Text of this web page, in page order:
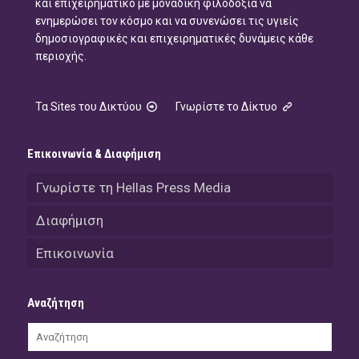
και επιχειρηματικό με μοναδική φιλοδοξία να
ενημερώσει τον κόσμο και να συνενώσει τις υγιείς
δημοσιογραφικές και επιχειρηματικές δυνάμεις κάθε
περιοχής.
Τα Sites του Δικτύου Γνωρίστε το Δίκτυο
Επικοινωνία & Διαφήμιση
Γνωρίστε τη Hellas Press Media
Διαφήμιση
Επικοινωνία
Αναζήτηση